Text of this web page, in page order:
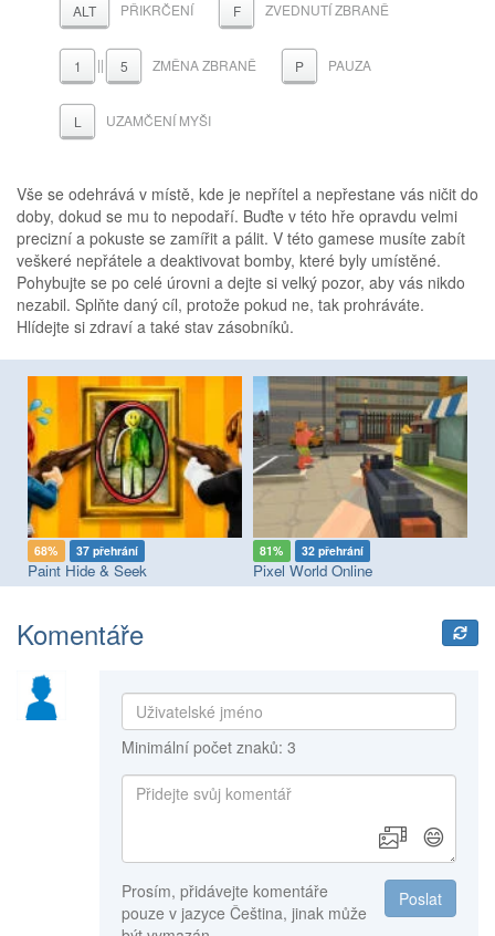
ALT PŘIKRČENÍ F ZVEDNUTÍ ZBRANĚ
1 || 5 ZMĚNA ZBRANĚ P PAUZA
L UZAMČENÍ MYŠI
Vše se odehrává v místě, kde je nepřítel a nepřestane vás ničit do
doby, dokud se mu to nepodaří. Buďte v této hře opravdu velmi
precizní a pokuste se zamířit a pálit. V této gamese musíte zabít
veškeré nepřátele a deaktivovat bomby, které byly umístěné.
Pohybujte se po celé úrovni a dejte si velký pozor, aby vás nikdo
nezabil. Splňte daný cíl, protože pokud ne, tak prohráváte.
Hlídejte si zdraví a také stav zásobníků.
68% 37 přehrání
Paint Hide & Seek
81% 32 přehrání
Pixel World Online
Komentáře
Minimální počet znaků: 3
😄
Poslat
Prosím, přidávejte komentáře
pouze v jazyce Čeština, jinak může